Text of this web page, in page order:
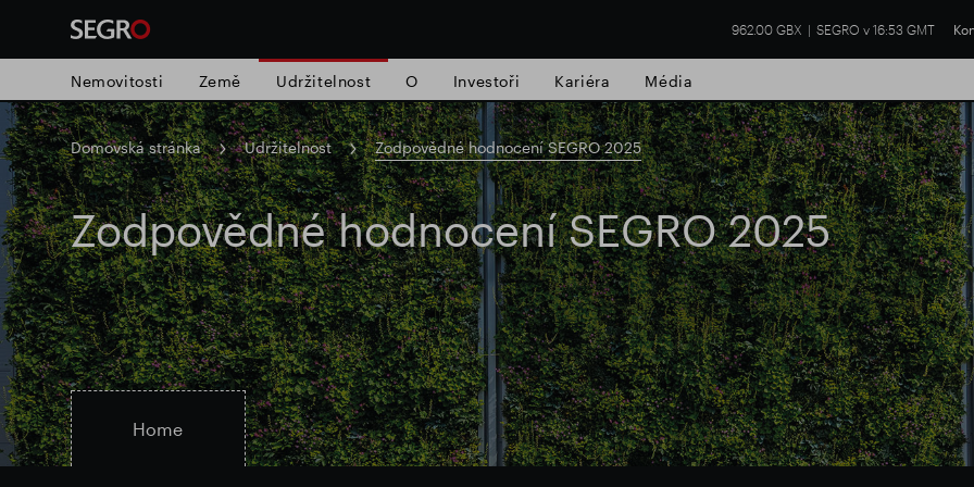
962.00 GBX SEGRO v 16:53 GMT
Submit
search
Search
for
Populární vyhledávání
Zodpovědné SEGRO Slough obchodní nemovitost Finanční výsledky
Nemovitosti Země Udržitelnost O Investoři Kariéra Média
Domovská stránka Udržitelnost Zodpovědné hodnocení SEGRO 2025
Zodpovědné hodnocení SEGRO 2025
Home